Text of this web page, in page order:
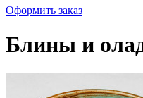
Оформить заказ
Блины и